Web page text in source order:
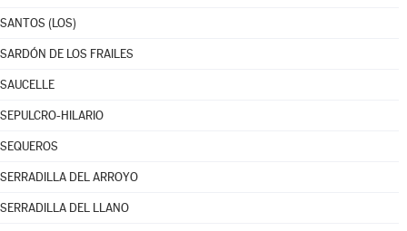
SANTOS (LOS)
SARDÓN DE LOS FRAILES
SAUCELLE
SEPULCRO-HILARIO
SEQUEROS
SERRADILLA DEL ARROYO
SERRADILLA DEL LLANO